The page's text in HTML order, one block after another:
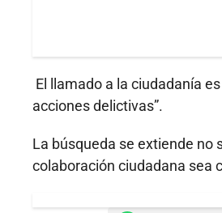
El llamado a la ciudadanía
acciones delictivas”.
La búsqueda se extiende no
colaboración ciudadana sea